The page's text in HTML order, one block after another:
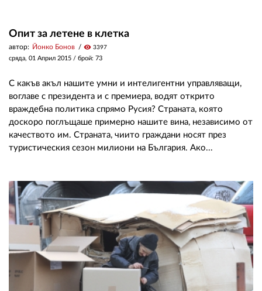
Опит за летене в клетка
автор: Йонко Бонов visibility 3397
сряда, 01 Април 2015 / брой: 73
С какъв акъл нашите умни и интелигентни управляващи,
воглаве с президента и с премиера, водят открито
враждебна политика спрямо Русия? Страната, която
доскоро поглъщаше примерно нашите вина, независимо от
качеството им. Страната, чиито граждани носят през
туристическия сезон милиони на България. Ако...